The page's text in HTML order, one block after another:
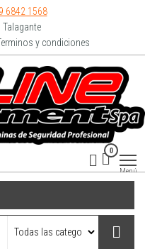
6842 1568
Talagante
y condiciones
0
Menú